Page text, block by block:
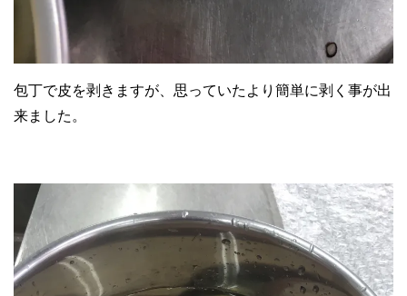
包丁で皮を剥きますが、思っていたより簡単に剥く事が出
来ました。